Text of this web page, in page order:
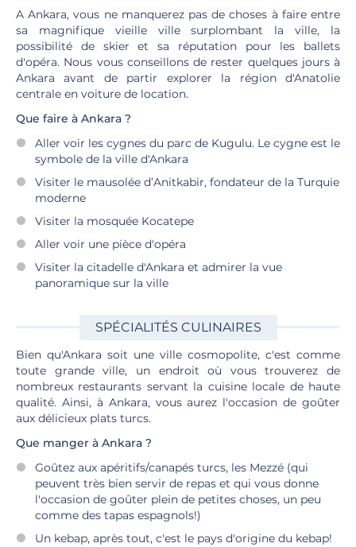
A Ankara, vous ne manquerez pas de choses à faire entre
sa magnifique vieille ville surplombant la ville, la
possibilité de skier et sa réputation pour les ballets
d'opéra. Nous vous conseillons de rester quelques jours à
Ankara avant de partir explorer la région d'Anatolie
centrale en voiture de location.
Que faire à Ankara ?
Aller voir les cygnes du parc de Kugulu. Le cygne est le
symbole de la ville d'Ankara
Visiter le mausolée d’Anitkabir, fondateur de la Turquie
moderne
Visiter la mosquée Kocatepe
Aller voir une pièce d'opéra
Visiter la citadelle d'Ankara et admirer la vue
panoramique sur la ville
SPÉCIALITÉS CULINAIRES
Bien qu'Ankara soit une ville cosmopolite, c'est comme
toute grande ville, un endroit où vous trouverez de
nombreux restaurants servant la cuisine locale de haute
qualité. Ainsi, à Ankara, vous aurez l'occasion de goûter
aux délicieux plats turcs.
Que manger à Ankara ?
Goûtez aux apéritifs/canapés turcs, les Mezzé (qui
peuvent très bien servir de repas et qui vous donne
l'occasion de goûter plein de petites choses, un peu
comme des tapas espagnols!)
Un kebap, après tout, c'est le pays d'origine du kebap!